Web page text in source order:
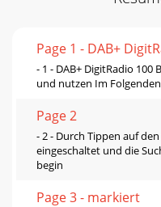
Page 1 - DAB+
- 1 - DAB+ DigitRadio
und nutzen Im
Page 2
- 2 - Durch Tippen auf
eingeschaltet und die
begin
Page 3 - markiert